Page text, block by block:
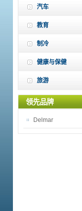
汽车
教育
制冷
健康与保健
旅游
领先品牌
Delmar